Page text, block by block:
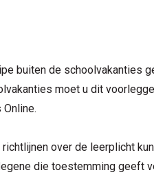
buiten de schoolvakanties
moet u dit
over de leerplicht
die toestemming geeft